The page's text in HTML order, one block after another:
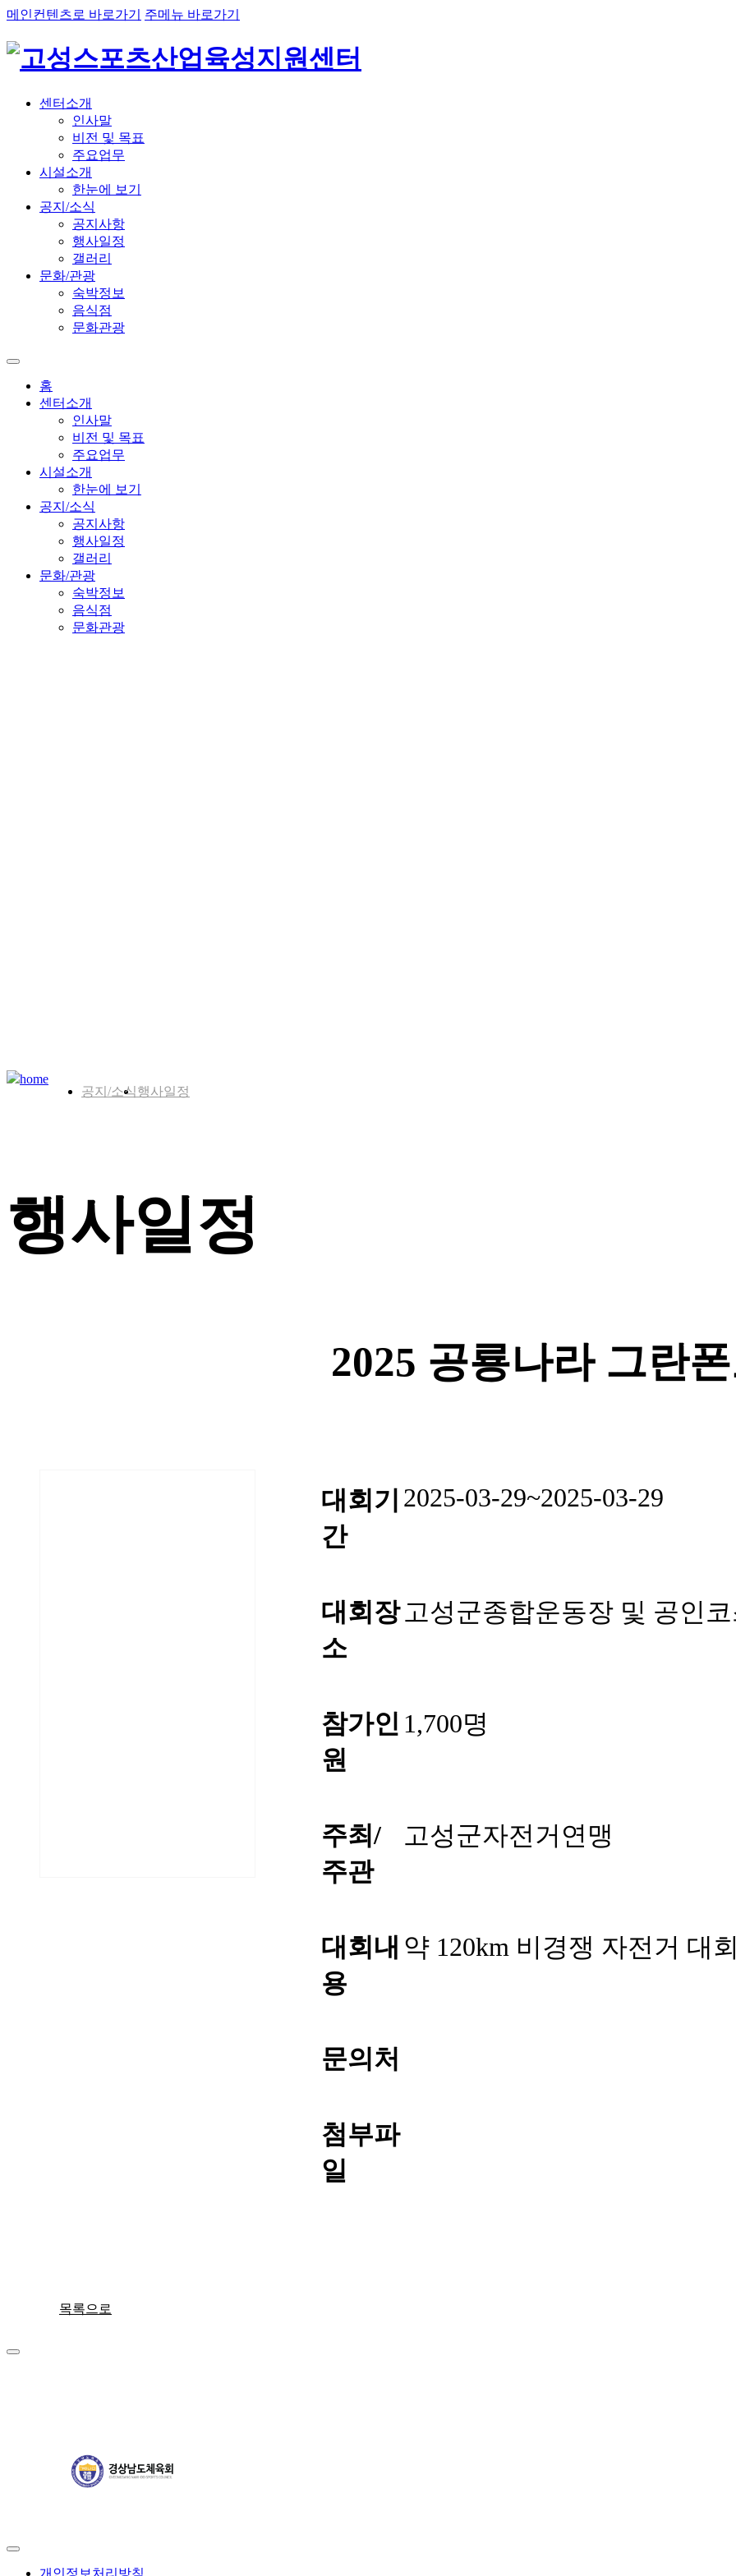
메인컨텐츠로 바로가기 주메뉴 바로가기
센터소개
인사말
비전 및 목표
주요업무
시설소개
한눈에 보기
공지/소식
공지사항
행사일정
갤러리
문화/관광
숙박정보
음식점
문화관광
홈
센터소개
인사말
비전 및 목표
주요업무
시설소개
한눈에 보기
공지/소식
공지사항
행사일정
갤러리
문화/관광
숙박정보
음식점
문화관광
home
공지/소식행사일정
행사일정
2025 공룡나라 그란
대회기
간
2025-03-29~2025-03-29
대회장
소
고성군종합운동장 및 공인
참가인
원
1,700명
주최/
주관
고성군자전거연맹
대회내
용
약 120km 비경쟁 자전거 대
문의처
첨부파
일
목록으로